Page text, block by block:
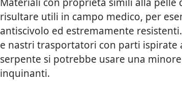
risultare utili in campo medico, per
antiscivolo ed estremamente
e nastri trasportatori con parti ispirate
serpente si potrebbe usare una
inquinanti.